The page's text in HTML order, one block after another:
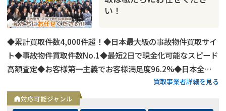
い！
◆累計買取件数4,000件超！◆日本最大級の事故物件買取サイ
ト◆事故物件買取件数No.1◆最短2日で現金化可能なスピード
高額査定◆お客様第一主義でお客様満足度96.2%◆日本全国
買取事業者詳細を見る
対応可能ジャンル